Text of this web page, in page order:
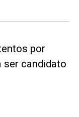
por
ser candidato